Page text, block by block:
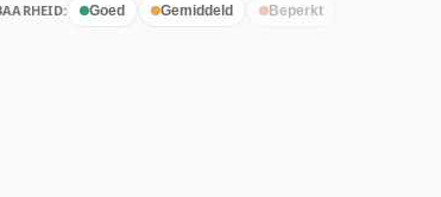
Goed Gemiddeld Beperkt